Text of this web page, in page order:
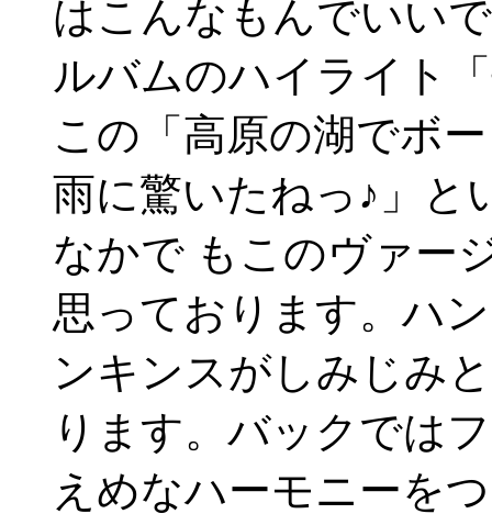
はこんなもんでいい
ルバムのハイライト
この「高原の湖でボ
雨に驚いたねっ♪」と
なかで もこのヴァー
思っております。ハ
ンキンスがしみじみ
ります。バックでは
えめなハーモニーを